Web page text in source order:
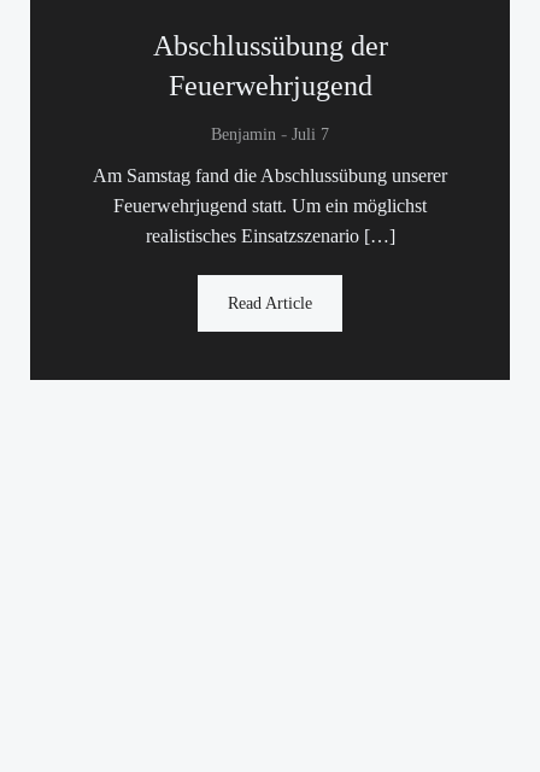
Abschlussübung der
Feuerwehrjugend
Benjamin - Juli 7
Am Samstag fand die Abschlussübung unserer
Feuerwehrjugend statt. Um ein möglichst
realistisches Einsatzszenario […]
Read Article